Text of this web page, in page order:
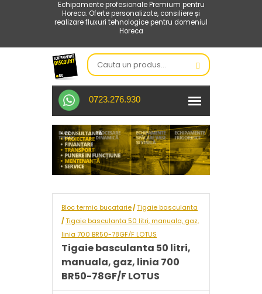
Echipamente profesionale Premium pentru
Horeca. Oferte personalizate, consiliere și
realizare fluxuri tehnologice pentru domeniul
Horeca
0723.276.930
Bloc termic bucatarie/Tigaie basculanta
/Tigaie basculanta 50 litri, manuala, gaz,
linia 700 BR50-78GF/F LOTUS
Tigaie basculanta 50 litri,
manuala, gaz, linia 700
BR50-78GF/F LOTUS